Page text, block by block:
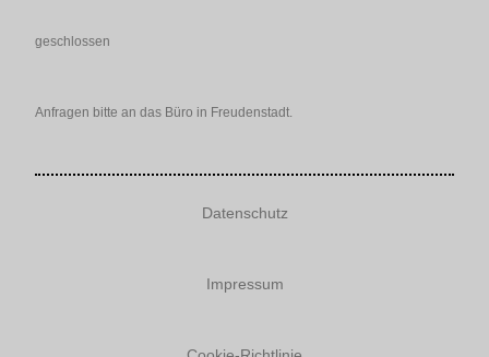
geschlossen
Anfragen bitte an das Büro in Freudenstadt.
Datenschutz
Impressum